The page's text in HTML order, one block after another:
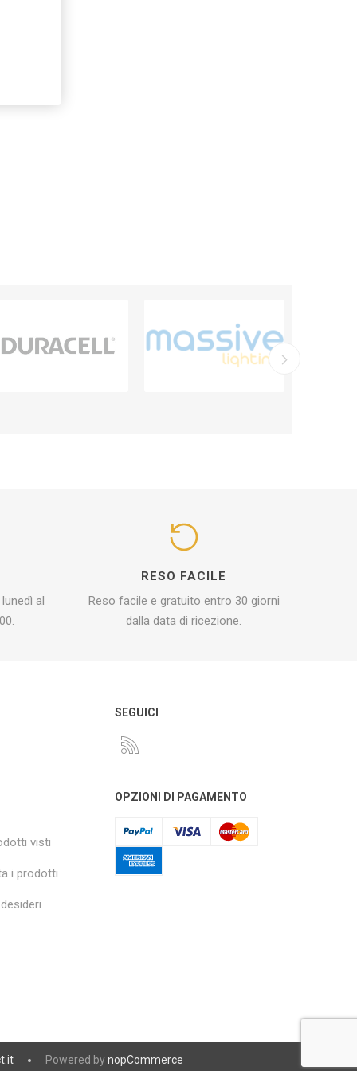
al
RESO FACILE
Reso facile e gratuito entro 30 giorni
dalla data di ricezione.
visti
i prodotti
SEGUICI
OPZIONI DI PAGAMENTO
Powered bynopCommerce